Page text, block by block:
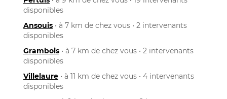
disponibles
Ansouis • à 7 km de chez vous • 2 intervenants
disponibles
Grambois • à 7 km de chez vous • 2 intervenants
disponibles
Villelaure • à 11 km de chez vous • 4 intervenants
disponibles